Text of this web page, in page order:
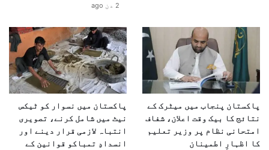
2 دن ago
پاکستان پنجاب میں میٹرک کے
نتائج کا بیک وقت اعلان، شفاف
امتحانی نظام پر وزیر تعلیم
کا اظہارِ اطمینان
پاکستان میں نسوار کو ٹیکس
نیٹ میں شامل کرنے، تصویری
انتباہ لازمی قرار دینے اور
انسدادِ تمباکو قوانین کے